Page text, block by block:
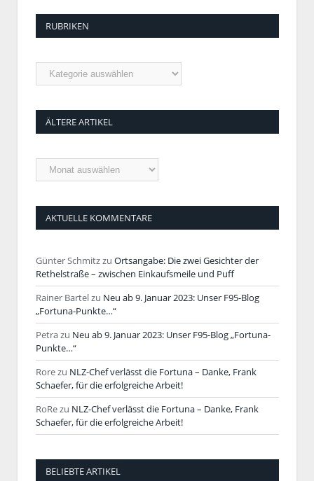
RUBRIKEN
Rubriken
ÄLTERE ARTIKEL
Ältere
Artikel
AKTUELLE KOMMENTARE
Günter Schmitzzu Ortsangabe: Die zwei Gesichter der
Rethelstraße – zwischen Einkaufsmeile und Puff
Rainer Bartelzu Neu ab 9. Januar 2023: Unser F95-Blog
„Fortuna-Punkte…“
Petrazu Neu ab 9. Januar 2023: Unser F95-Blog „Fortuna-
Punkte…“
Rorezu NLZ-Chef verlässt die Fortuna – Danke, Frank
Schaefer, für die erfolgreiche Arbeit!
RoRezu NLZ-Chef verlässt die Fortuna – Danke, Frank
Schaefer, für die erfolgreiche Arbeit!
BELIEBTE ARTIKEL